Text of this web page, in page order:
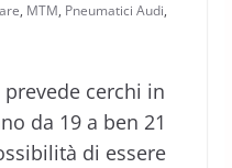
, MTM, Pneumatici Audi,
cerchi in
da 19 a ben 21
di essere